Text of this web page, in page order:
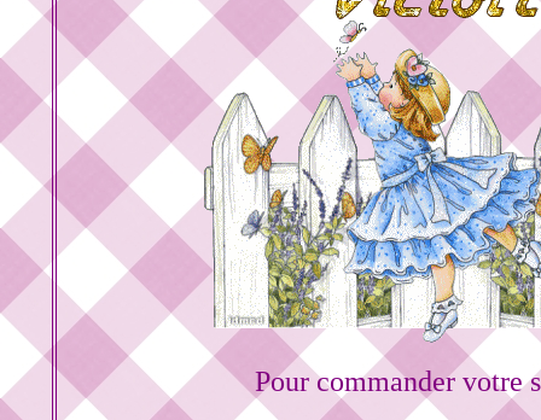
Pour commander votre